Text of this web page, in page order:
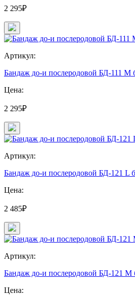
2 295₽
Артикул:
Бандаж до-и послеродовой БД-111 М
Цена:
2 295₽
Артикул:
Бандаж до-и послеродовой БД-121 L
Цена:
2 485₽
Артикул:
Бандаж до-и послеродовой БД-121 М
Цена: